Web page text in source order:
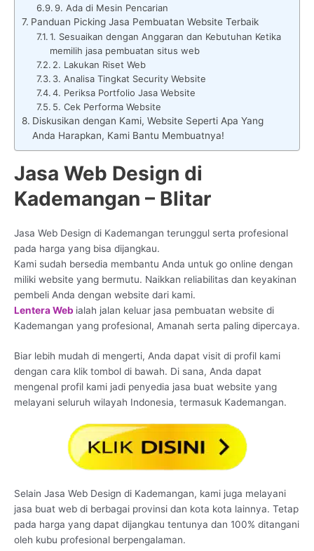
9. Ada di Mesin Pencarian
Panduan Picking Jasa Pembuatan Website Terbaik
1. Sesuaikan dengan Anggaran dan Kebutuhan Ketika
memilih jasa pembuatan situs web
2. Lakukan Riset Web
3. Analisa Tingkat Security Website
4. Periksa Portfolio Jasa Website
5. Cek Performa Website
Diskusikan dengan Kami, Website Seperti Apa Yang
Anda Harapkan, Kami Bantu Membuatnya!
Jasa Web Design di
Kademangan – Blitar
Jasa Web Design di Kademangan terunggul serta profesional
pada harga yang bisa dijangkau.
Kami sudah bersedia membantu Anda untuk go online dengan
miliki website yang bermutu. Naikkan reliabilitas dan keyakinan
pembeli Anda dengan website dari kami.
Lentera Web ialah jalan keluar jasa pembuatan website di
Kademangan yang profesional, Amanah serta paling dipercaya.
Biar lebih mudah di mengerti, Anda dapat visit di profil kami
dengan cara klik tombol di bawah. Di sana, Anda dapat
mengenal profil kami jadi penyedia jasa buat website yang
melayani seluruh wilayah Indonesia, termasuk Kademangan.
Selain Jasa Web Design di Kademangan, kami juga melayani
jasa buat web di berbagai provinsi dan kota kota lainnya. Tetap
pada harga yang dapat dijangkau tentunya dan 100% ditangani
oleh kubu profesional berpengalaman.